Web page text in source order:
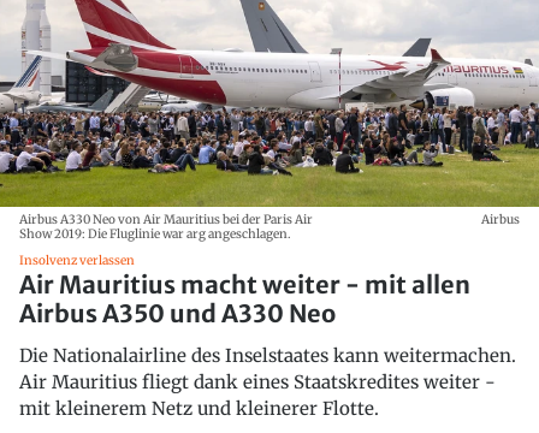
Airbus A330 Neo von Air Mauritius bei der Paris Air
Show 2019: Die Fluglinie war arg angeschlagen.
Airbus
Insolvenz verlassen
Air Mauritius macht weiter - mit allen
Airbus A350 und A330 Neo
Die Nationalairline des Inselstaates kann weitermachen.
Air Mauritius fliegt dank eines Staatskredites weiter -
mit kleinerem Netz und kleinerer Flotte.